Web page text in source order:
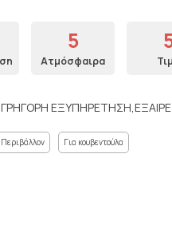
5
Ατμόσφαιρα
Για κουβεντούλα